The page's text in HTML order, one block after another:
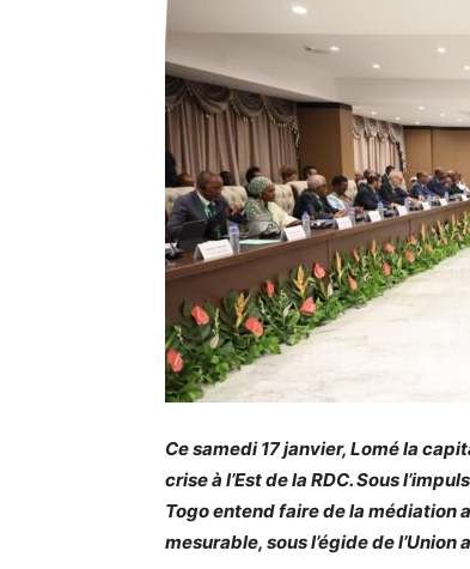
Ce samedi 17 janvier, Lomé la
crise à l’Est de la RDC. Sous
Togo entend faire de la médiation
mesurable, sous l’égide de l’Union